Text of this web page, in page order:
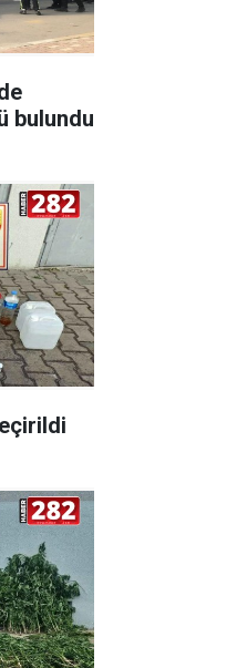
bulundu